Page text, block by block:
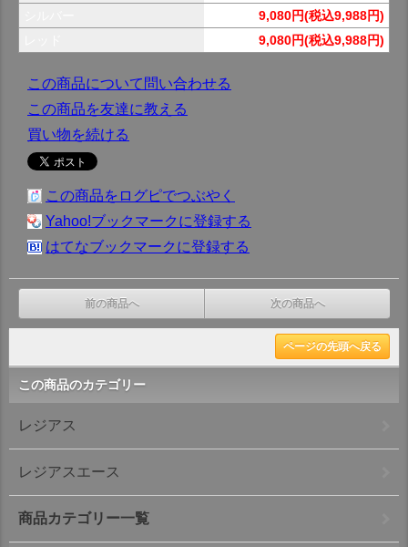
9,080円(税込9,988円)
9,080円(税込9,988円)
この商品について問い合わせる
この商品を友達に教える
買い物を続ける
この商品をログピでつぶやく
Yahoo!ブックマークに登録する
はてなブックマークに登録する
前の商品へ 次の商品へ
ページの先頭へ戻る
この商品のカテゴリー
レジアス
レジアスエース
商品カテゴリー一覧